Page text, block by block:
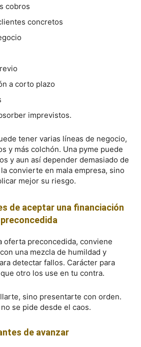
cobros
concretos
a corto plazo
imprevistos.
tener varias líneas de negocio,
y más colchón. Una pyme puede
y aun así depender demasiado de
convierte en mala empresa, sino
mejor su riesgo.
de aceptar una financiación
preconcedida
oferta preconcedida, conviene
una mezcla de humildad y
detectar fallos. Carácter para
otro los use en tu contra.
sino presentarte con orden.
se pide desde el caos.
de avanzar